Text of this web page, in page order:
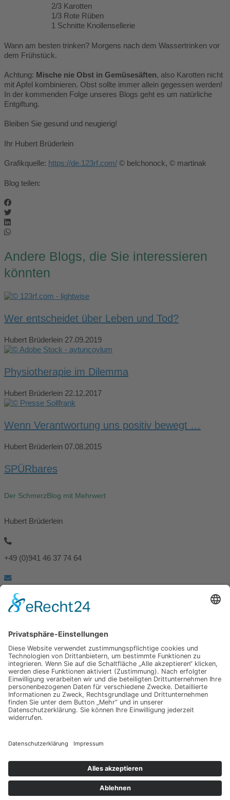
2/3 Karotten
1/3 Rote Rüben
1 Schnitte Knollensellerie
Wann am besten trinken? Morgens nach dem Wassertrinken vor
dem Frühstück.
Achtung: Mische nie Obst in Gemüsesäften, also Karotten nicht
mit Apfel kombinieren. Obst sollte immer allein gegessen werden!
In der kommenden Folge unseres Blogs geht es um natürliche
Entgiftung.
Bleiben Sie gesund und neugierig!
Ihr Hubert Brüderlein
Grafikquelle: https://de.123rf.com/ © belchonock, © martinak
Blog teilen:
Andere Blogs, die Sie interessieren
könnten
Wer entscheidet über Leben und Tod?
Hubert Brüderlein 27.09.2019
Physiotherapie im Dilemma
Hubert Brüderlein 22.12.2017
Wenn Verantwortung uns positiv bewegt …
Hubert Brüderlein 07.08.2015
SPÜRbares
Der SchmerzBlog mit Mehrwert
Hubert Brüderlein
+49 (0)941 46 37 74 64
info@spuerbares.hubert-bruderlein.com
SPÜRbares
Hauptseite
Impressum
Datenschutz
Hauptseite
Impressum
Datenschutz
Meine anderen Seiten
hubert-bruederlein.com
praxis-zweite-meinung.de